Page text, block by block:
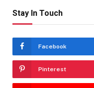
Stay In Touch
Facebook
Pinterest